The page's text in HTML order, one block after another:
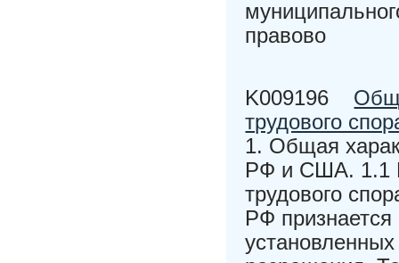
правово
K009196
трудового
1. Общая
РФ и США. 1.1
трудового
РФ